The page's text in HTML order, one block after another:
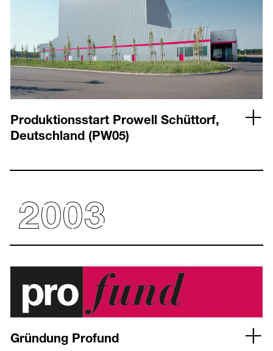
Produktionsstart Prowell Schüttorf,
Deutschland (PW05)
Gründung Profund